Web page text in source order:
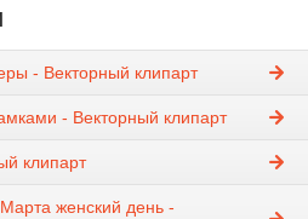
- Векторный клипарт
- Векторный клипарт
клипарт
женский день -